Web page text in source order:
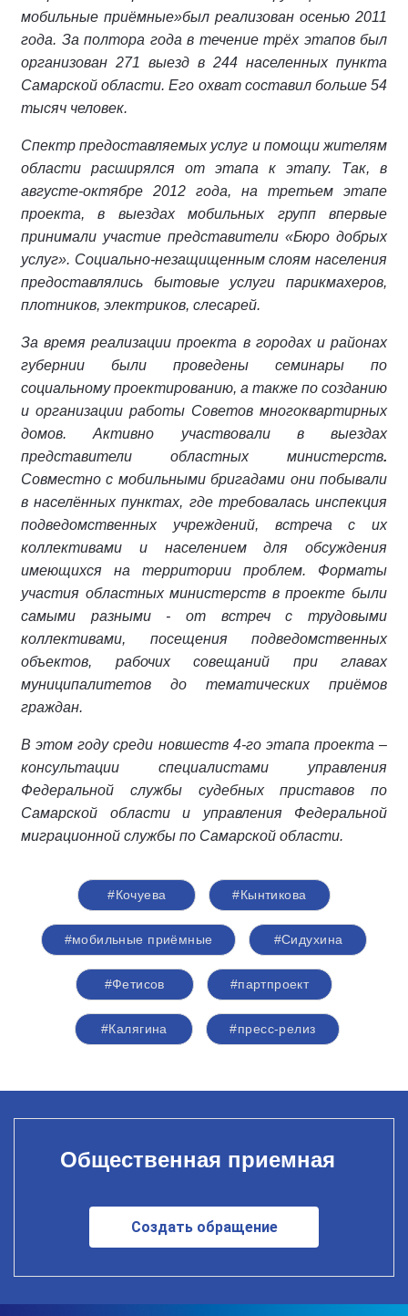
мобильные приёмные»был реализован осенью 2011
года. За полтора года в течение трёх этапов был
организован 271 выезд в 244 населенных пункта
Самарской области. Его охват составил больше 54
тысяч человек.
Спектр предоставляемых услуг и помощи жителям
области расширялся от этапа к этапу. Так, в
августе-октябре 2012 года, на третьем этапе
проекта, в выездах мобильных групп впервые
принимали участие представители «Бюро добрых
услуг». Социально-незащищенным слоям населения
предоставлялись бытовые услуги парикмахеров,
плотников, электриков, слесарей.
За время реализации проекта в городах и районах
губернии были проведены семинары по
социальному проектированию, а также по созданию
и организации работы Советов многоквартирных
домов. Активно участвовали в выездах
представители областных министерств.
Совместно с мобильными бригадами они побывали
в населённых пунктах, где требовалась инспекция
подведомственных учреждений, встреча с их
коллективами и населением для обсуждения
имеющихся на территории проблем. Форматы
участия областных министерств в проекте были
самыми разными - от встреч с трудовыми
коллективами, посещения подведомственных
объектов, рабочих совещаний при главах
муниципалитетов до тематических приёмов
граждан.
В этом году среди новшеств 4-го этапа проекта –
консультации специалистами управления
Федеральной службы судебных приставов по
Самарской области и управления Федеральной
миграционной службы по Самарской области.
#Кочуева #Кынтикова
#мобильные приёмные #Сидухина
#Фетисов #партпроект
#Калягина #пресс-релиз
Общественная приемная
Создать обращение